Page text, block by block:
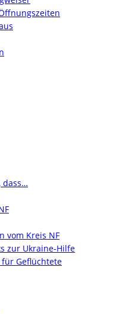
dass…
vom Kreis NF
zur Ukraine-Hilfe
Geflüchtete